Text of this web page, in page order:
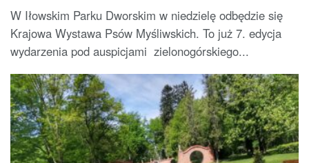
W Iłowskim Parku Dworskim w niedzielę odbędzie się
Krajowa Wystawa Psów Myśliwskich. To już 7. edycja
wydarzenia pod auspicjami zielonogórskiego...